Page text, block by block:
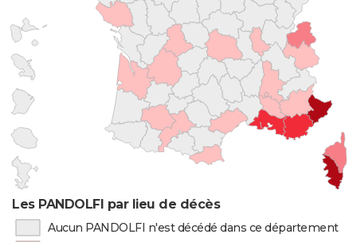
Les PANDOLFI par lieu de décès
Aucun PANDOLFI n'est décédé dans ce département